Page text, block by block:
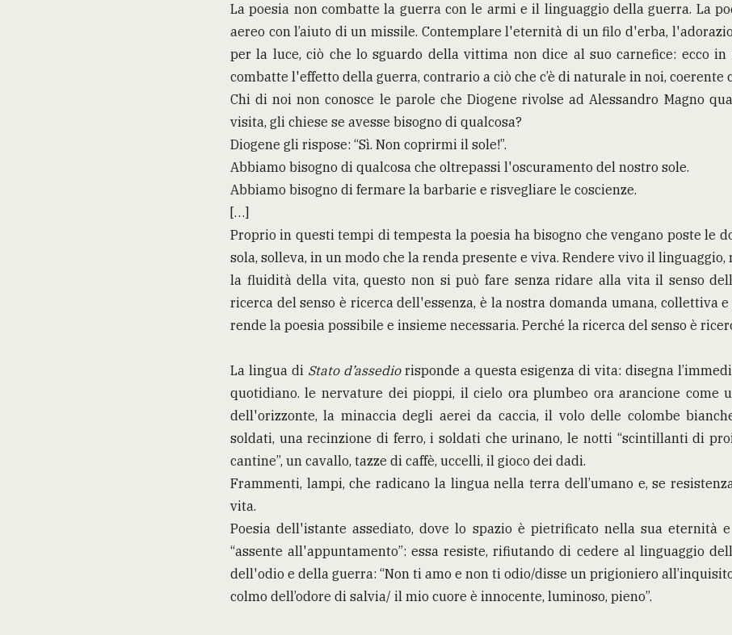
La poesia non combatte la guerra con le armi e il linguaggio della guerra. La
aereo con l’aiuto di un missile. Contemplare l'eternità di un filo d'erba,
per la luce, ciò che lo sguardo della vittima non dice al suo carnefice: ecco in
combatte l'effetto della guerra, contrario a ciò che c’è di naturale in noi, coerente
Chi di noi non conosce le parole che Diogene rivolse ad Alessandro Magno
visita, gli chiese se avesse bisogno di qualcosa?
Diogene gli rispose: “Sì. Non coprirmi il sole!”.
Abbiamo bisogno di qualcosa che oltrepassi l'oscuramento del nostro sole.
Abbiamo bisogno di fermare la barbarie e risvegliare le coscienze.
[…]
Proprio in questi tempi di tempesta la poesia ha bisogno che vengano poste le
sola, solleva, in un modo che la renda presente e viva. Rendere vivo il
la fluidità della vita, questo non si può fare senza ridare alla vita il senso
ricerca del senso è ricerca dell'essenza, è la nostra domanda umana, collettiva e
rende la poesia possibile e insieme necessaria. Perché la ricerca del senso è
La lingua di Stato d’assediorisponde a questa esigenza di vita: disegna
quotidiano. le nervature dei pioppi, il cielo ora plumbeo ora arancione come
dell'orizzonte, la minaccia degli aerei da caccia, il volo delle colombe
soldati, una recinzione di ferro, i soldati che urinano, le notti “scintillanti di
cantine”, un cavallo, tazze di caffè, uccelli, il gioco dei dadi.
Frammenti, lampi, che radicano la lingua nella terra dell’umano e, se
vita.
Poesia dell'istante assediato, dove lo spazio è pietrificato nella sua eternità
“assente all'appuntamento”: essa resiste, rifiutando di cedere al linguaggio
dell'odio e della guerra: “Non ti amo e non ti odio/disse un prigioniero
colmo dell’odore di salvia/ il mio cuore è innocente, luminoso, pieno”.